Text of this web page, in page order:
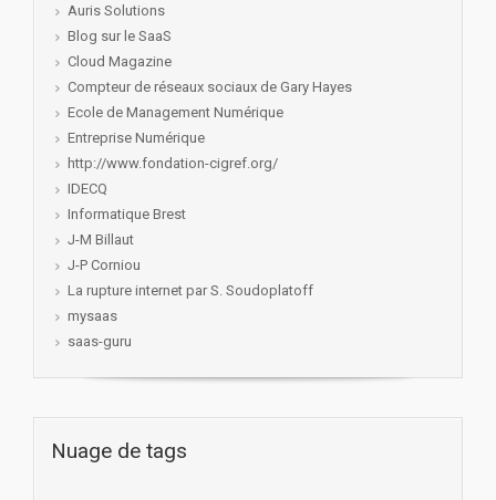
Auris Solutions
Blog sur le SaaS
Cloud Magazine
Compteur de réseaux sociaux de Gary Hayes
Ecole de Management Numérique
Entreprise Numérique
http://www.fondation-cigref.org/
IDECQ
Informatique Brest
J-M Billaut
J-P Corniou
La rupture internet par S. Soudoplatoff
mysaas
saas-guru
Nuage de tags